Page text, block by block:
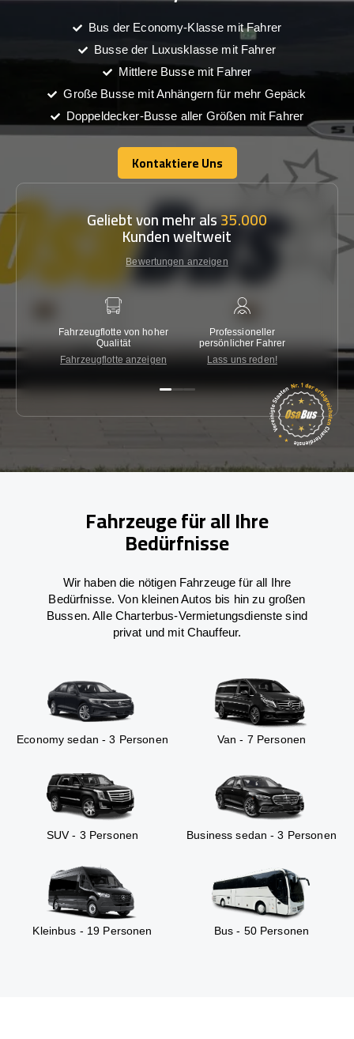
Bus der Economy-Klasse mit Fahrer
Busse der Luxusklasse mit Fahrer
Mittlere Busse mit Fahrer
Große Busse mit Anhängern für mehr Gepäck
Doppeldecker-Busse aller Größen mit Fahrer
Kontaktiere Uns
Kontaktiere Uns
Geliebt von mehr als35.000
Kunden weltweit
Bewertungen anzeigen
Fahrzeugflotte von hoher
Qualität
Fahrzeugflotte anzeigen
Professioneller
persönlicher Fahrer
Lass uns reden!
Fahrzeuge für all Ihre
Bedürfnisse
Wir haben die nötigen Fahrzeuge für all Ihre
Bedürfnisse. Von kleinen Autos bis hin zu großen
Bussen. Alle Charterbus-Vermietungsdienste sind
privat und mit Chauffeur.
Economy sedan - 3 Personen Van - 7 Personen
SUV - 3 Personen Business sedan - 3 Personen
Kleinbus - 19 Personen Bus - 50 Personen